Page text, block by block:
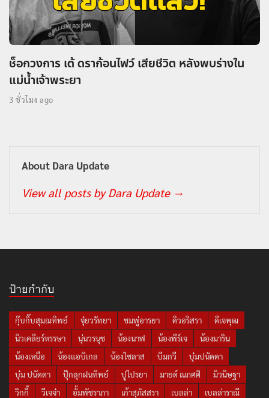
ช็อกวงการ เต้ ดราก้อนไฟว์ เสียชีวิต หลังพบร่างใน
แม่น้ำเจ้าพระยา
3 ชั่วโมง ago
About Dara Update
View all posts by Dara Update →
ป้ายกำกับ
กุ๊บกิ๊บสุมณทิพย์ จุ๋ยวรัทยา ชมพู่อารยา ดิวอริสรา
ดีเจพุฒ
นิวเคลียร์หรรษา
นุ่นวรนุช น้องนาฟ น้องพีร์เจ
น้องมาริน
น้องเหนือ
น้องแอบิเกล น้องไซลาส บีมกวี
บุ๋มปนัดดา
บุ๋ม ปนัดดา
ปุ๊กลุกฝนทิพย์ ปูไปรยา มายด์ ณภศศิ
มิวนิษฐา
วิกกี้
วีเจจ๋า อั้มพัชราภา เก้าสุภัสสรา เบลล่า
เบลล่าราณี